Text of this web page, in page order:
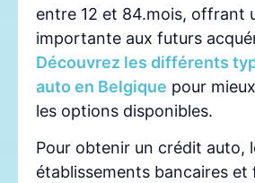
entre 12 et 84.mois, offrant
importante aux futurs
Découvrez les différents
auto en Belgique pour
les options disponibles.
Pour obtenir un crédit auto,
établissements bancaires et